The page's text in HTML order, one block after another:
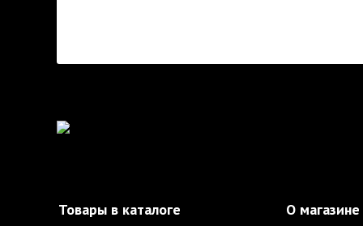
Товары в каталоге О магазине